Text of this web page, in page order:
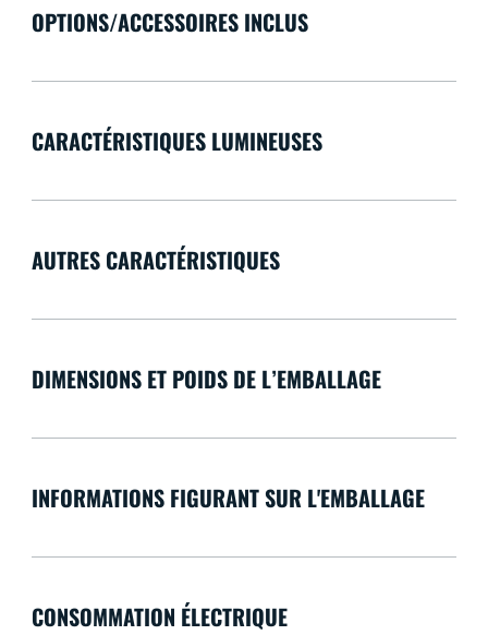
OPTIONS/ACCESSOIRES INCLUS
CARACTÉRISTIQUES LUMINEUSES
AUTRES CARACTÉRISTIQUES
DIMENSIONS ET POIDS DE L’EMBALLAGE
INFORMATIONS FIGURANT SUR L'EMBALLAGE
CONSOMMATION ÉLECTRIQUE